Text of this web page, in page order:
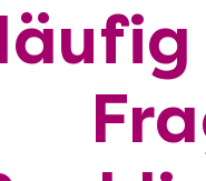
Sushi
Sushi Starter